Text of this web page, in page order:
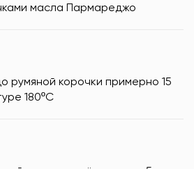
масла Пармареджо
румяной корочки примерно 15
180ºC